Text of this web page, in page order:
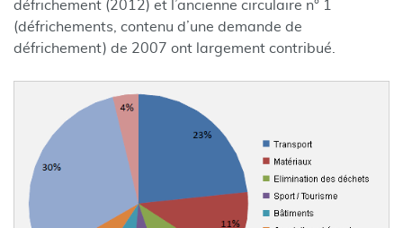
défrichement (2012) et l’ancienne circulaire n° 1
(défrichements, contenu d’une demande de
défrichement) de 2007 ont largement contribué.